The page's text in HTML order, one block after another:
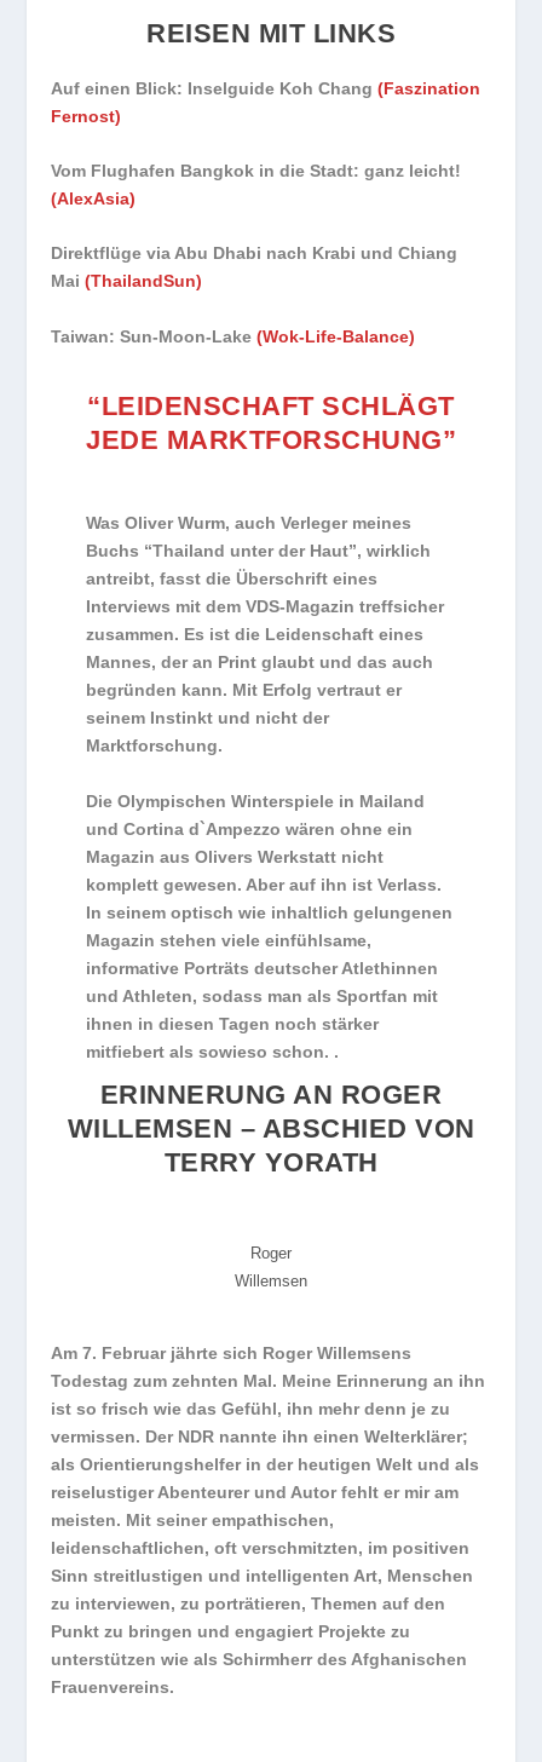
REISEN MIT LINKS
Auf einen Blick: Inselguide Koh Chang(Faszination
Fernost)
Vom Flughafen Bangkok in die Stadt: ganz leicht!
(AlexAsia)
Direktflüge via Abu Dhabi nach Krabi und Chiang
Mai(ThailandSun)
Taiwan: Sun-Moon-Lake(Wok-Life-Balance)
“LEIDENSCHAFT SCHLÄGT
JEDE MARKTFORSCHUNG”
Was Oliver Wurm, auch Verleger meines
Buchs “Thailand unter der Haut”, wirklich
antreibt, fasst die Überschrift eines
Interviews mit dem VDS-Magazin treffsicher
zusammen. Es ist die Leidenschaft eines
Mannes, der an Print glaubt und das auch
begründen kann. Mit Erfolg vertraut er
seinem Instinkt und nicht der
Marktforschung.
Die Olympischen Winterspiele in Mailand
und Cortina d`Ampezzo wären ohne ein
Magazin aus Olivers Werkstatt nicht
komplett gewesen. Aber auf ihn ist Verlass.
In seinem optisch wie inhaltlich gelungenen
Magazin stehen viele einfühlsame,
informative Porträts deutscher Atlethinnen
und Athleten, sodass man als Sportfan mit
ihnen in diesen Tagen noch stärker
mitfiebert als sowieso schon. .
ERINNERUNG AN ROGER
WILLEMSEN – ABSCHIED VON
TERRY YORATH
Roger
Willemsen
Am 7. Februar jährte sich Roger Willemsens
Todestag zum zehnten Mal. Meine Erinnerung an ihn
ist so frisch wie das Gefühl, ihn mehr denn je zu
vermissen. Der NDR nannte ihn einen Welterklärer;
als Orientierungshelfer in der heutigen Welt und als
reiselustiger Abenteurer und Autor fehlt er mir am
meisten. Mit seiner empathischen,
leidenschaftlichen, oft verschmitzten, im positiven
Sinn streitlustigen und intelligenten Art, Menschen
zu interviewen, zu porträtieren, Themen auf den
Punkt zu bringen und engagiert Projekte zu
unterstützen wie als Schirmherr des Afghanischen
Frauenvereins.